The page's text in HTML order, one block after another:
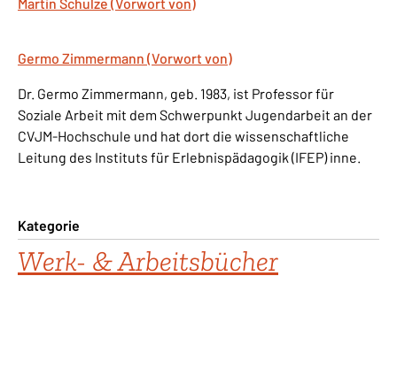
Germo Zimmermann (Vorwort von)
Dr. Germo Zimmermann, geb. 1983, ist Professor für
Soziale Arbeit mit dem Schwerpunkt Jugendarbeit an der
CVJM-Hochschule und hat dort die wissenschaftliche
Leitung des Instituts für Erlebnispädagogik (IFEP) inne.
Kategorie
Werk- & Arbeitsbücher